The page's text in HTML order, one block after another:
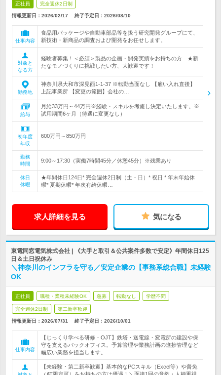
正社員 完全週休2日制
情報更新日：2026/02/17 終了予定日： 2026/08/10
仕事内容
食品用パッケージや自動車部品等を扱う研究開発グループにて、
新技術・新商品の調査および開発をお任せします。
対象と
なる方
経験者募集！＜必須＞製品の企画・開発実績をお持ちの方 ★新
たなモノづくりに挑戦したい方、大歓迎です！
勤務地
神奈川県大和市深見西1-1-37 ※転勤当面なし 【雇い入れ直後】
上記事業所 【変更の範囲】会社の…
給与
月給33万円～44万円※経験・スキルを考慮し決定いたします。※
試用期間6ヶ月（待遇に変更なし）
初年度
年収
600万円～850万円
勤務
時間
9:00～17:30（実働7時間45分／休憩45分）※残業あり
休日
休暇
★年間休日124日* 完全週休2日制（土・日）* 祝日 * 年末年始休
暇* 夏期休暇* 年次有給休暇…
求人詳細を見る 気になる
東電同窓電気株式会社 | 《大手と取引＆公共案件多数で安定》年間休日125
日＆土日祝休み
＼神奈川のインフラを守る／安定企業の【事務系総合職】未経験
OK
正社員 職種・業種未経験OK 急募 転勤なし 学歴不問
完全週休2日制 第二新卒歓迎
情報更新日：2026/07/31 終了予定日： 2026/10/01
仕事内容
【じっくり学べる研修・OJT】鉄塔・送電線・変電所の建設や保
守を支えるバックオフィス。予算管理や業務計画の進捗管理など
幅広い業務を担当します。
【未経験・第二新卒歓迎】基本的なPCスキル（Excel等）や普免
（AT限定可）をお持ちの方は優遇！＼面接1回の意欲・人柄重視